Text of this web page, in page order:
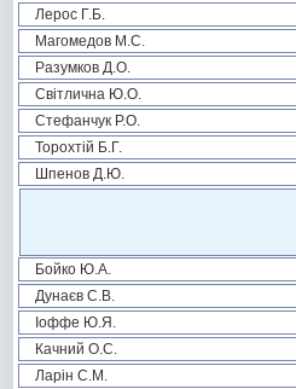
Лерос Г.Б.
Магомедов М.С.
Разумков Д.О.
Світлична Ю.О.
Стефанчук Р.О.
Торохтій Б.Г.
Шпенов Д.Ю.
Бойко Ю.А.
Дунаєв С.В.
Іоффе Ю.Я.
Качний О.С.
Ларін С.М.